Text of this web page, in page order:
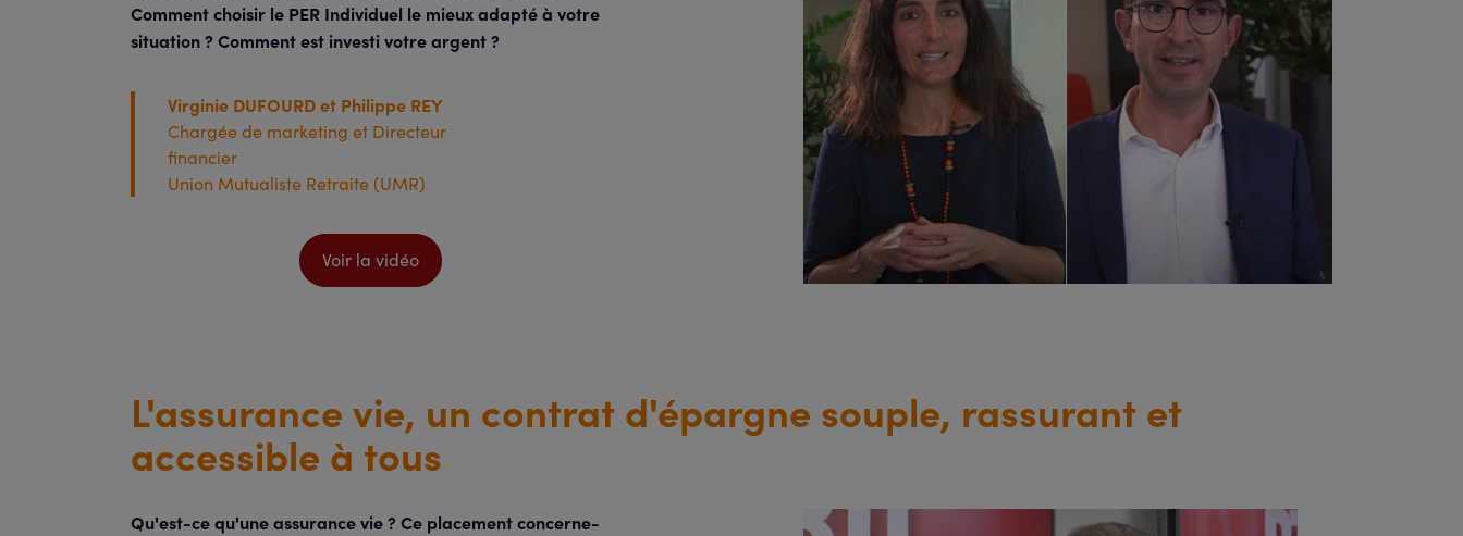
Comment choisir le PER Individuel le mieux adapté à votre
situation ? Comment est investi votre argent ?
Virginie DUFOURD et Philippe REY
Chargée de marketing et Directeur
financier
Union Mutualiste Retraite (UMR)
Voir la vidéo
L'assurance vie, un contrat d'épargne souple, rassurant et
accessible à tous
Qu'est-ce qu'une assurance vie ? Ce placement concerne-